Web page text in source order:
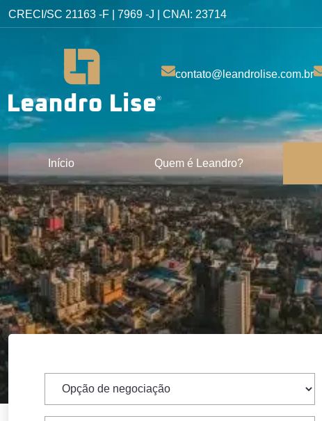
CRECI/SC 21163 -F | 7969 -J | CNAI: 23714
contato@leandrolise.com.br
Início Quem é Leandro?